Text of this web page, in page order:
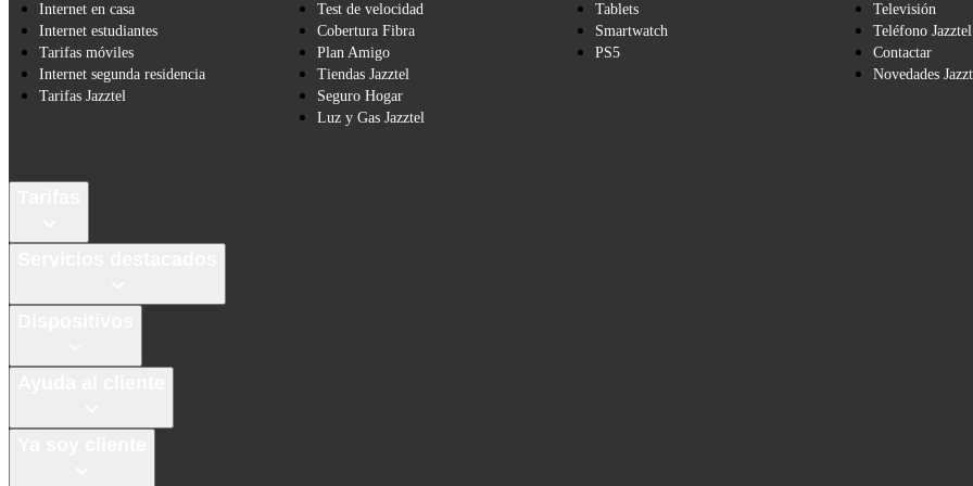
Internet en casa
Internet estudiantes
Tarifas móviles
Internet segunda residencia
Tarifas Jazztel
Test de velocidad
Cobertura Fibra
Plan Amigo
Tiendas Jazztel
Seguro Hogar
Luz y Gas Jazztel
Tablets
Smartwatch
PS5
Televisión
Teléfono Jazztel
Contactar
Novedades